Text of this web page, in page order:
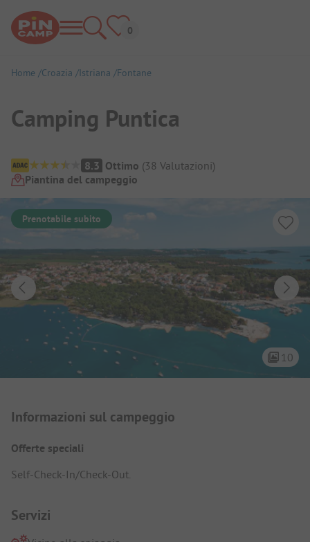
Home Croazia Istriana Fontane
Camping Puntica
Panoramica del campeggio
8.3 Ottimo (38 Valutazioni)
Piantina del campeggio
Prenotabile subito
10
Informazioni sul campeggio
Offerte speciali
Self-Check-In/Check-Out.
Servizi